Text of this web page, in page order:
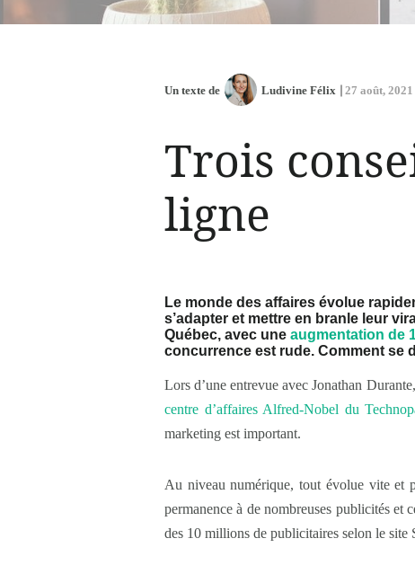
Un texte de Ludivine Félix 27 août, 2021
Trois
ligne
Le monde des affaires évolue
s’adapter et mettre en branle leur
Québec, avec une augmentation de
concurrence est rude. Comment se
Lors d’une entrevue avec Jonathan
centre d’affaires Alfred-Nobel du
marketing est important.
Au niveau numérique, tout évolue vite et
permanence à de nombreuses publicités et
des 10 millions de publicitaires selon le site